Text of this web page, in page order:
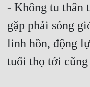
Góc Nhìn Nam
- Không tu thân
gặp phải sóng
linh hồn, động
tuổi thọ tới